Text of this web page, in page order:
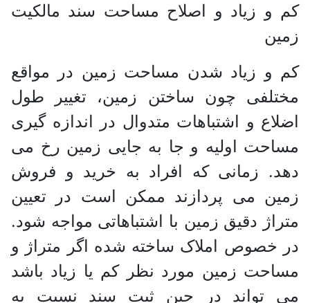
کم و زیاد و اصلاح مساحت سند مالکیت
زمین
کم و زیاد شدن مساحت زمین در مواقع
مختلفی چون ساختن زمین، تغییر طول
اضلاع و اشتباهات متدوال در اندازه گیری
مساحت اولیه و جا به جایی زمین رخ می
دهد. زمانی که افراد به خرید و فروش
زمین می پردازند ممکن است در تعیین
متراژ دقیق زمین با اشتباهاتی مواجه شود.
در خصوص املاک ساخته شده اگر متراژ و
مساحت زمین مورد نظر کم یا زیاد باشد
می تواند در حین ثبت سند نسبت به